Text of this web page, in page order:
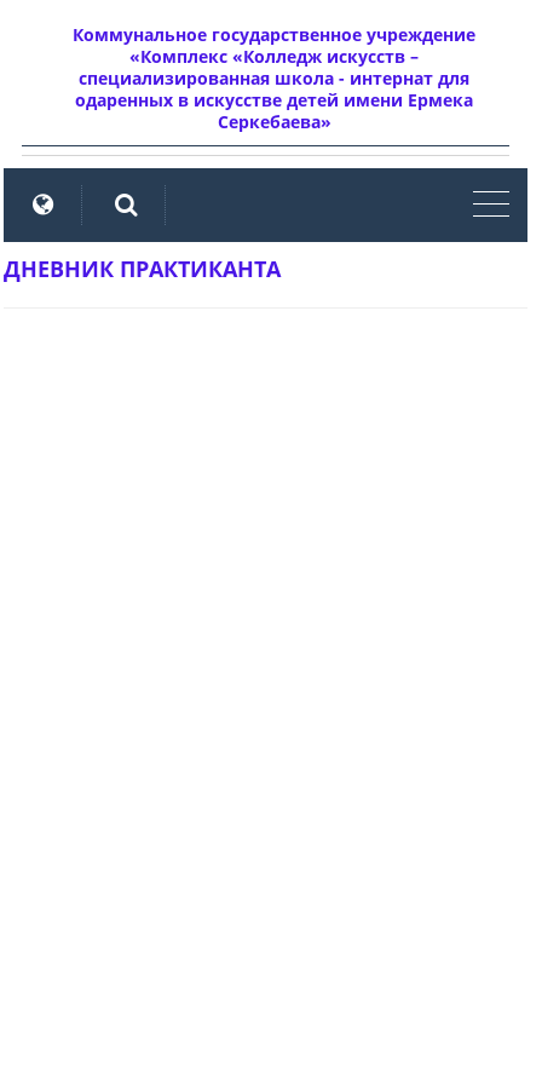
Коммунальное государственное учреждение
«Комплекс «Колледж искусств –
специализированная школа - интернат для
одаренных в искусстве детей имени Ермека
Серкебаева»
ДНЕВНИК ПРАКТИКАНТА